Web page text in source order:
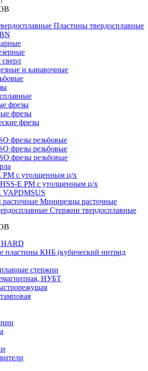
Пластины твердосплавные
и канавочные
фрезы
фрезы
фрезы
фрезы резьбовые
фрезы резьбовые
фрезы резьбовые
PM c утолщенным ц/х
E PM c утолщенным ц/х
VAPDMSUS
Минирезцы расточные
Cтержни твердосплавные
пластины КНБ (кубический нитрид
стержни
НУБТ